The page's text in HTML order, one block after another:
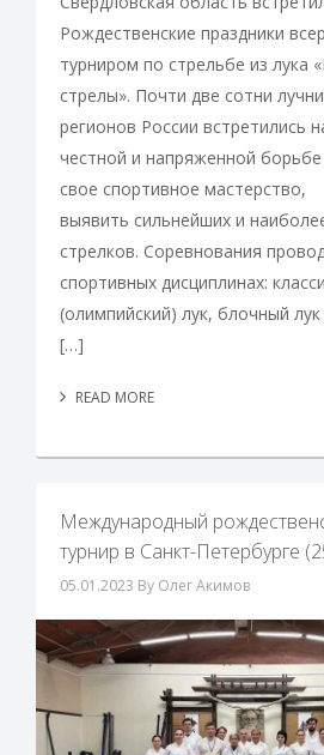
Рождественские праздники
турниром по стрельбе из лука
стрелы». Почти две сотни
регионов России встретились
честной и напряженной
свое спортивное мастерство,
выявить сильнейших и
стрелков. Соревнования
спортивных дисциплинах:
(олимпийский) лук, блочный
[…]
READ MORE
Международный
турнир в Санкт-Петербурге
05.01.2023 By Олег Акимов